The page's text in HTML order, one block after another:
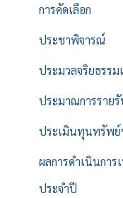
การคัดเลือก
ประชาพิจารณ์
ประมวลจริยธรร
ประมาณการราย
ประเมินทุนทรัพย์
ผลการดำเนินการ
ประจำปี